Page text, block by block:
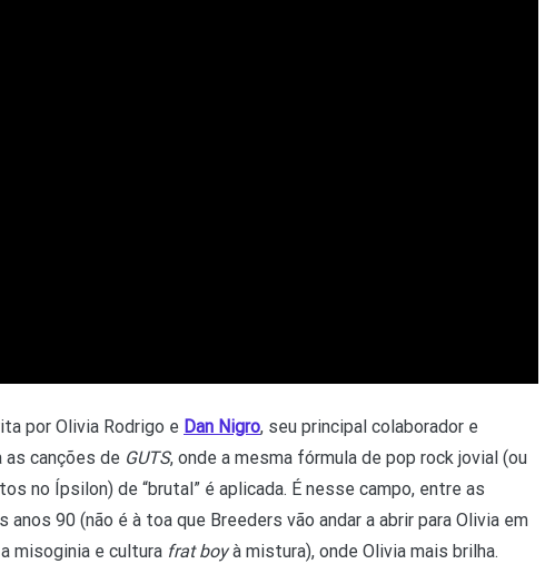
por Olivia Rodrigo e Dan Nigro, seu principal colaborador e
as canções de GUTS, onde a mesma fórmula de pop rock jovial (ou
no Ípsilon) de “brutal” é aplicada. É nesse campo, entre as
90 (não é à toa que Breeders vão andar a abrir para Olivia em
misoginia e cultura frat boyà mistura), onde Olivia mais brilha.